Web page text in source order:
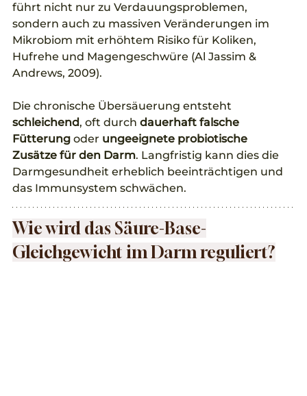
führt nicht nur zu Verdauungsproblemen,
sondern auch zu massiven Veränderungen im
Mikrobiom mit erhöhtem Risiko für Koliken,
Hufrehe und Magengeschwüre (Al Jassim &
Andrews, 2009).
Die chronische Übersäuerung entsteht
schleichend, oft durch dauerhaft falsche
Fütterung oder ungeeignete probiotische
Zusätze für den Darm. Langfristig kann dies die
Darmgesundheit erheblich beeinträchtigen und
das Immunsystem schwächen.
Wie wird das Säure-Base-
Gleichgewicht im Darm reguliert?